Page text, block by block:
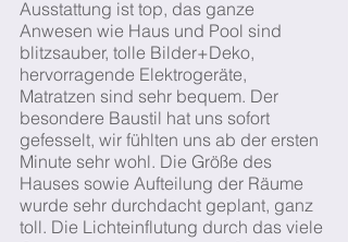
Ausstattung ist top, das ganze
Anwesen wie Haus und Pool sind
blitzsauber, tolle Bilder+Deko,
hervorragende Elektrogeräte,
Matratzen sind sehr bequem. Der
besondere Baustil hat uns sofort
gefesselt, wir fühlten uns ab der ersten
Minute sehr wohl. Die Größe des
Hauses sowie Aufteilung der Räume
wurde sehr durchdacht geplant, ganz
toll. Die Lichteinflutung durch das viele